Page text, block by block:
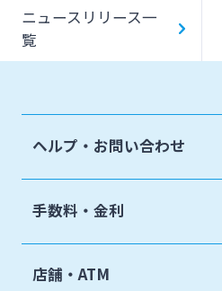
ニュースリリース一
覧
ヘルプ・お問い合わせ
手数料・金利
店舗・ATM